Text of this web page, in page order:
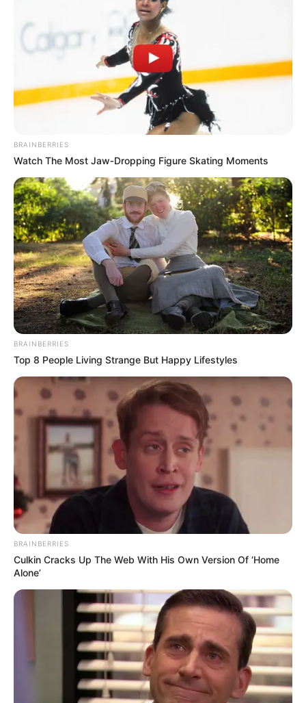
BRAINBERRIES
Watch The Most Jaw‑Dropping Figure Skating Moments
BRAINBERRIES
Top 8 People Living Strange But Happy Lifestyles
BRAINBERRIES
Culkin Cracks Up The Web With His Own Version Of ‘Home
Alone’